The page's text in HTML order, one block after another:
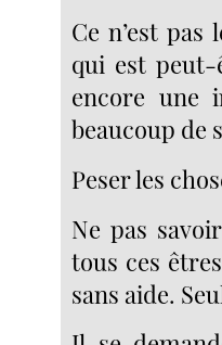
Ce n’est
qui est
encore une
beaucoup de
Peser les
Ne pas
tous ces
sans aide.